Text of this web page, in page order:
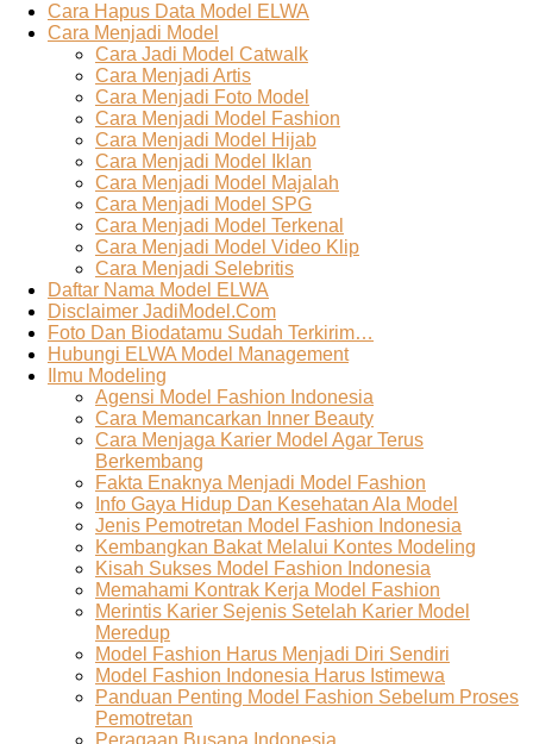
Cara Hapus Data Model ELWA
Cara Menjadi Model
Cara Jadi Model Catwalk
Cara Menjadi Artis
Cara Menjadi Foto Model
Cara Menjadi Model Fashion
Cara Menjadi Model Hijab
Cara Menjadi Model Iklan
Cara Menjadi Model Majalah
Cara Menjadi Model SPG
Cara Menjadi Model Terkenal
Cara Menjadi Model Video Klip
Cara Menjadi Selebritis
Daftar Nama Model ELWA
Disclaimer JadiModel.Com
Foto Dan Biodatamu Sudah Terkirim…
Hubungi ELWA Model Management
Ilmu Modeling
Agensi Model Fashion Indonesia
Cara Memancarkan Inner Beauty
Cara Menjaga Karier Model Agar Terus
Berkembang
Fakta Enaknya Menjadi Model Fashion
Info Gaya Hidup Dan Kesehatan Ala Model
Jenis Pemotretan Model Fashion Indonesia
Kembangkan Bakat Melalui Kontes Modeling
Kisah Sukses Model Fashion Indonesia
Memahami Kontrak Kerja Model Fashion
Merintis Karier Sejenis Setelah Karier Model
Meredup
Model Fashion Harus Menjadi Diri Sendiri
Model Fashion Indonesia Harus Istimewa
Panduan Penting Model Fashion Sebelum Proses
Pemotretan
Peragaan Busana Indonesia